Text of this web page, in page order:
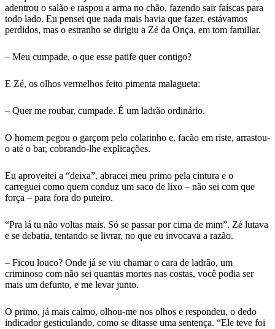
adentrou o salão e raspou a arma no chão, fazendo sair faíscas para
todo lado. Eu pensei que nada mais havia que fazer, estávamos
perdidos, mas o estranho se dirigiu a Zé da Onça, em tom familiar.
– Meu cumpade, o que esse patife quer contigo?
E Zé, os olhos vermelhos feito pimenta malagueta:
– Quer me roubar, cumpade. É um ladrão ordinário.
O homem pegou o garçom pelo colarinho e, facão em riste, arrastou-
o até o bar, cobrando-lhe explicações.
Eu aproveitei a “deixa”, abracei meu primo pela cintura e o
carreguei como quem conduz um saco de lixo – não sei com que
força – para fora do puteiro.
“Pra lá tu não voltas mais. Só se passar por cima de mim”. Zé lutava
e se debatia, tentando se livrar, no que eu invocava a razão.
– Ficou louco? Onde já se viu chamar o cara de ladrão, um
criminoso com não sei quantas mortes nas costas, você podia ser
mais um defunto, e me levar junto.
O primo, já mais calmo, olhou-me nos olhos e respondeu, o dedo
indicador gesticulando, como se ditasse uma sentença. “Ele teve foi